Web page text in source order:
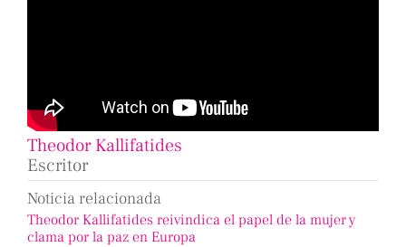
Theodor Kallifatides
Escritor
Noticia relacionada
Theodor Kallifatides reivindica el papel de la mujer y
clama por la paz en Europa